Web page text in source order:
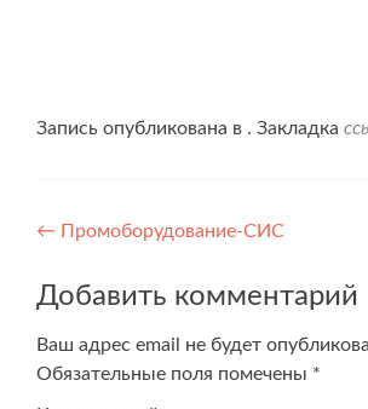
Запись опубликована в . Закладка
Навигация
по
записям
← Промоборудование-СИС
Добавить комментарий
Ваш адрес email не будет
Обязательные поля помечены *